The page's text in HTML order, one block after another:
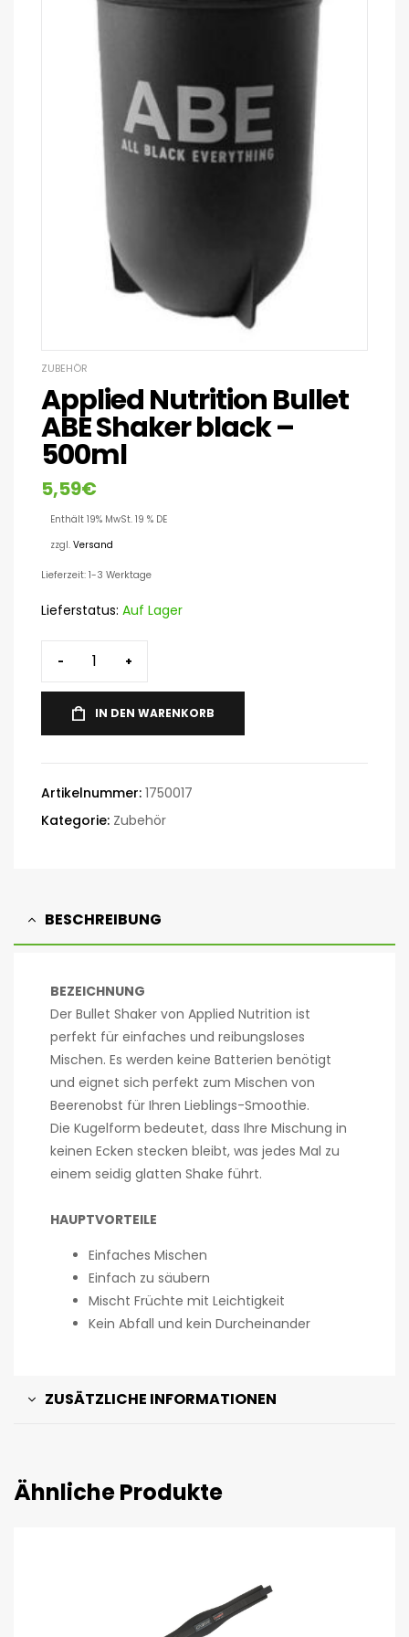
ZUBEHÖR
Applied Nutrition Bullet
ABE Shaker black –
500ml
5,59€
Enthält 19% MwSt. 19 % DE
zzgl. Versand
Lieferzeit: 1-3 Werktage
Lieferstatus: Auf Lager
- +
IN DEN WARENKORB
Artikelnummer: 1750017
Kategorie: Zubehör
BESCHREIBUNG
BEZEICHNUNG
Der Bullet Shaker von Applied Nutrition ist
perfekt für einfaches und reibungsloses
Mischen. Es werden keine Batterien benötigt
und eignet sich perfekt zum Mischen von
Beerenobst für Ihren Lieblings-Smoothie.
Die Kugelform bedeutet, dass Ihre Mischung in
keinen Ecken stecken bleibt, was jedes Mal zu
einem seidig glatten Shake führt.
HAUPTVORTEILE
Einfaches Mischen
Einfach zu säubern
Mischt Früchte mit Leichtigkeit
Kein Abfall und kein Durcheinander
ZUSÄTZLICHE INFORMATIONEN
Ähnliche Produkte